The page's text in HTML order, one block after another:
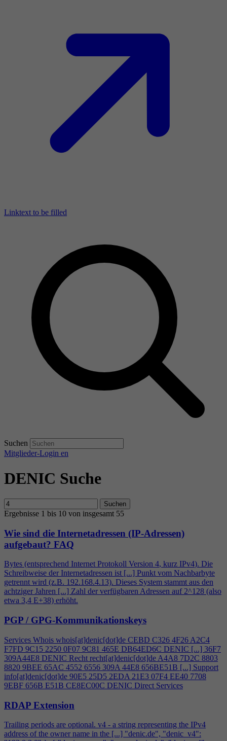
Linktext to be filled
Suchen
Mitglieder-Login en
DENIC Suche
Suchen
Ergebnisse 1 bis 10 von insgesamt 55
Wie sind die Internetadressen (IP-Adressen)
aufgebaut? FAQ
Bytes (entsprechend Internet Protokoll Version 4, kurz IPv4). Die
Schreibweise der Internetadressen ist [...] Punkt vom Nachbarbyte
getrennt wird (z.B. 192.168.4.13). Dieses System stammt aus den
achtziger Jahren [...] Zahl der verfügbaren Adressen auf 2^128 (also
etwa 3,4 E+38) erhöht.
PGP / GPG-Kommunikationskeys
Services Whois whois[at]denic[dot]de CEBD C326 4F26 A2C4
F7FD 9C15 2250 0F07 9C81 465E DB64ED6C DENIC [...] 36F7
309A44E8 DENIC Recht recht[at]denic[dot]de A4A8 7D2C 8803
8820 9BEE 65AC 4552 6556 309A 44E8 656BE51B [...] Support
info[at]denic[dot]de 90E5 25D5 2EDA 21E3 07F4 EE40 7708
9EBF 656B E51B CE8EC00C DENIC Direct Services
RDAP Extension
Trailing periods are optional. v4 - a string representing the IPv4
address of the owner name in the [...] "denic.de", "denic_v4":